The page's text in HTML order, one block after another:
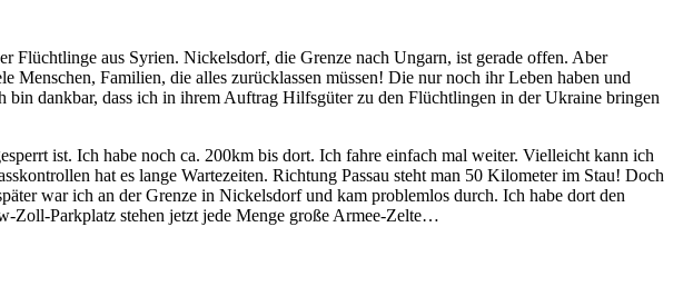
Flüchtlinge aus Syrien. Nickelsdorf, die Grenze nach Ungarn, ist gerade offen. Aber
Menschen, Familien, die alles zurücklassen müssen! Die nur noch ihr Leben haben und
dankbar, dass ich in ihrem Auftrag Hilfsgüter zu den Flüchtlingen in der Ukraine bringen
ist. Ich habe noch ca. 200km bis dort. Ich fahre einfach mal weiter. Vielleicht kann ich
hat es lange Wartezeiten. Richtung Passau steht man 50 Kilometer im Stau! Doch
war ich an der Grenze in Nickelsdorf und kam problemlos durch. Ich habe dort den
Zoll-Parkplatz stehen jetzt jede Menge große Armee-Zelte…